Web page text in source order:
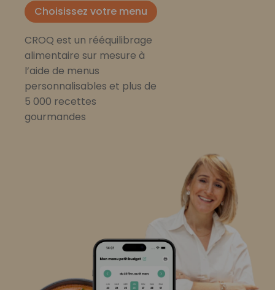
Choisissez votre menu
CROQ est un rééquilibrage
alimentaire sur mesure à
l’aide de menus
personnalisables et plus de
5 000 recettes
gourmandes